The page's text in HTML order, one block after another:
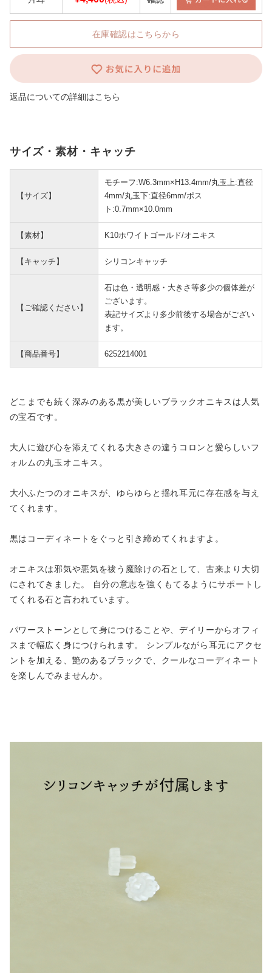
在庫確認はこちらから
返品についての詳細はこちら
サイズ・素材・キャッチ
【サイズ】
モチーフ:W6.3mm×H13.4mm/丸玉上:直径
4mm/丸玉下:直径6mm/ポス
ト:0.7mm×10.0mm
【素材】 K10ホワイトゴールド/オニキス
【キャッチ】 シリコンキャッチ
【ご確認ください】
石は色・透明感・大きさ等多少の個体差が
ございます。
表記サイズより多少前後する場合がござい
ます。
【商品番号】 6252214001
どこまでも続く深みのある黒が美しいブラックオニキスは人気
の宝石です。
大人に遊び心を添えてくれる大きさの違うコロンと愛らしいフ
ォルムの丸玉オニキス。
大小ふたつのオニキスが、ゆらゆらと揺れ耳元に存在感を与え
てくれます。
黒はコーディネートをぐっと引き締めてくれますよ。
オニキスは邪気や悪気を祓う魔除けの石として、古来より大切
にされてきました。 自分の意志を強くもてるようにサポートし
てくれる石と言われています。
パワーストーンとして身につけることや、デイリーからオフィ
スまで幅広く身につけられます。 シンプルながら耳元にアクセ
ントを加える、艶のあるブラックで、クールなコーディネート
を楽しんでみませんか。